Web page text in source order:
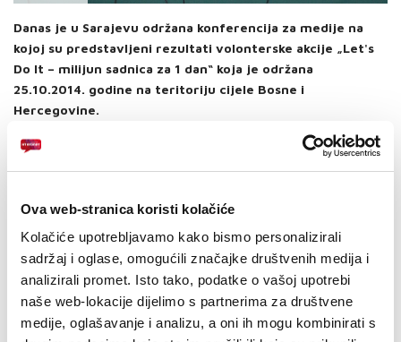
Ova web-stranica koristi kolačiće
Kolačiće upotrebljavamo kako bismo personalizirali
sadržaj i oglase, omogućili značajke društvenih medija i
analizirali promet. Isto tako, podatke o vašoj upotrebi
naše web-lokacije dijelimo s partnerima za društvene
medije, oglašavanje i analizu, a oni ih mogu kombinirati s
Danas je u Sarajevu održana konferencija za medije na
kojoj su predstavljeni rezultati volonterske akcije „Let's
Do It – milijun sadnica za 1 dan“ koja je održana
25.10.2014. godine na teritoriju cijele Bosne i
Hercegovine.
Generalni sponzor ove akcije ali i cijelog projekta „Let's
„Kao društveno odgovorna kompanija, drago nam je da
značajan na samom početku te ga namjeravamo i
ubuduće podržavati. Ove će godine HT Eronet također
sredstva namijenjena organizaciji prijema i slanju čestitki
prenamijeniti u humanitarne svrhe i time još više pomoći
široj društvenoj zajednici“, kazao je rukovoditelj Odjela za